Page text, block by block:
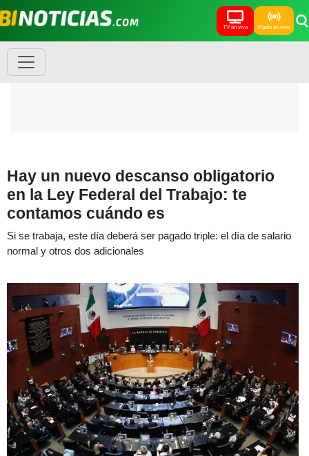
TV en vivo Radio en vivo
Hay un nuevo descanso obligatorio
en la Ley Federal del Trabajo: te
contamos cuándo es
Si se trabaja, este día deberá ser pagado triple: el día de salario
normal y otros dos adicionales